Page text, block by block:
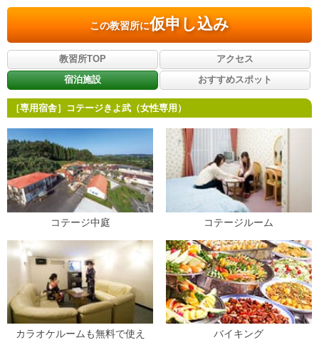
この教習所に仮申し込み
教習所TOP
アクセス
宿泊施設
おすすめスポット
［専用宿舎］コテージきよ武（女性専用）
コテージ中庭 コテージルーム
カラオケルームも無料で使え
バイキング